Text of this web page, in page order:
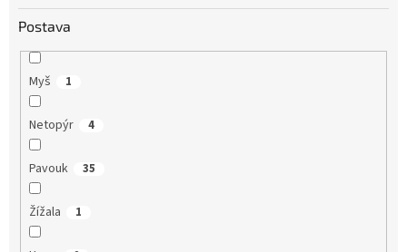
Postava
Myš 1
Netopýr 4
Pavouk 35
Žížala 1